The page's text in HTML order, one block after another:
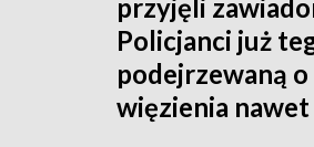
przyjęli
Policjanci już
podejrzewaną
więzienia nawet